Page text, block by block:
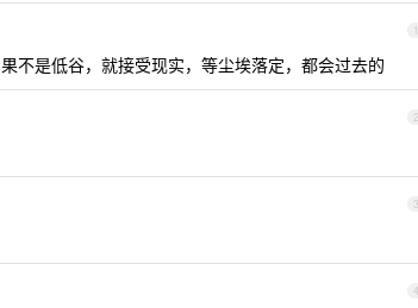
1
不是低谷，就接受现实，等尘埃落定，都会过去的
2
3
4